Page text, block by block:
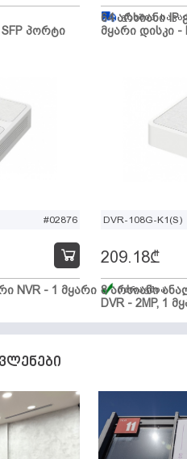
პორტი
64 არხიანი IP
მყარი დისკი -
გზაშია,
#02876
NVR - 1 მყარი
DVR-108G-K1(S)
8 არხიანი
DVR - 2MP, 1
209.18₾
მარაგშია